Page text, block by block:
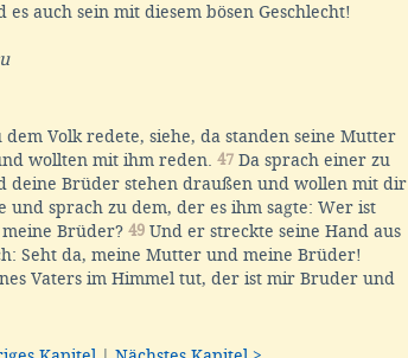
auch sein mit diesem bösen Geschlecht!
Volk redete, siehe, da standen seine Mutter
wollten mit ihm reden. 47 Da sprach einer zu
deine Brüder stehen draußen und wollen mit dir
und sprach zu dem, der es ihm sagte: Wer ist
Brüder? 49 Und er streckte seine Hand aus
Seht da, meine Mutter und meine Brüder!
Vaters im Himmel tut, der ist mir Bruder und